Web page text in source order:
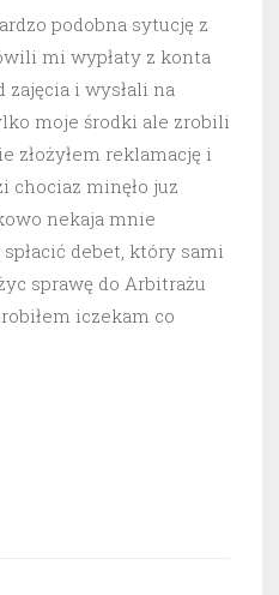
podobna sytucję z
mi wypłaty z konta
i wysłali na
moje środki ale zrobili
złożyłem reklamację i
chociaz minęło juz
nekaja mnie
debet, który sami
sprawę do Arbitrażu
iczekam co